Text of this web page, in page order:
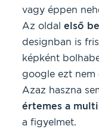
vagy éppen
Az oldal első
designban is
képként
google ezt nem
Azaz haszna
értemes a
a figyelmet.